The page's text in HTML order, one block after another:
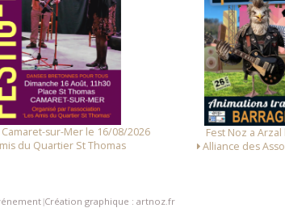
sur-Mer le 16/08/2026
St Thomas
Fest Noz a Arzal le 14/08/
Alliance des Associations
Création graphique : artnoz.fr